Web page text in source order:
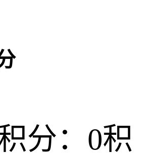
分： 0积